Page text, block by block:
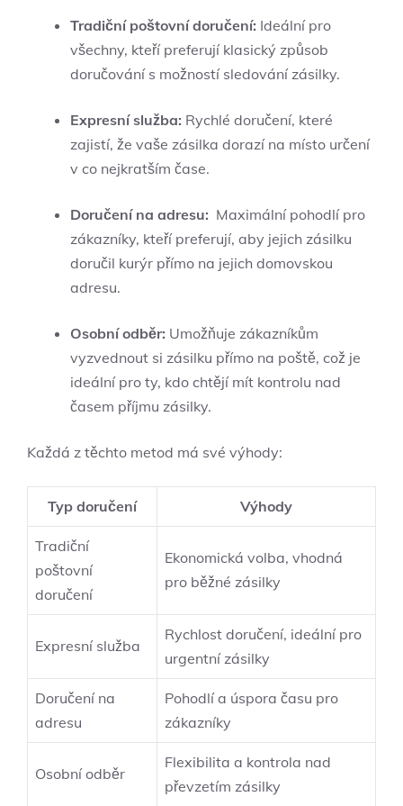
Tradiční poštovní‍ doručení: Ideální pro
všechny, kteří preferují klasický způsob
doručování s možností sledování zásilky.
Expresní služba: Rychlé doručení, které
zajistí, že vaše zásilka dorazí na místo určení⁣
v co nejkratším ‍čase.
Doručení na adresu: ​ Maximální pohodlí pro
zákazníky, kteří preferují, aby jejich zásilku
doručil kurýr přímo na jejich domovskou
adresu.
Osobní odběr: Umožňuje zákazníkům
⁢vyzvednout si ‍zásilku přímo na​ poště,⁣ což je
ideální pro ty, kdo chtějí mít kontrolu nad
časem​ příjmu zásilky.
Každá z‌ těchto metod má své výhody:
Typ doručení Výhody
Tradiční
poštovní
doručení
Ekonomická volba,​ vhodná
pro běžné zásilky
Expresní služba
Rychlost⁣ doručení, ideální pro⁤
urgentní zásilky
Doručení na
adresu
Pohodlí⁢ a úspora⁣ času ‍pro⁢
zákazníky
Osobní odběr
Flexibilita a kontrola nad
převzetím zásilky